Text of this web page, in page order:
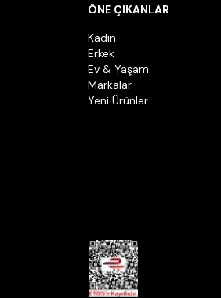
ÖNE ÇIKANLAR
Kadın
Erkek
Ev & Yaşam
Markalar
Yeni Ürünler